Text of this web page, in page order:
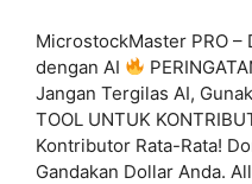
MicrostockMaster PRO
dengan AI
Jangan Tergilas AI,
TOOL UNTUK
Kontributor Rata-Rata!
Gandakan Dollar Anda.